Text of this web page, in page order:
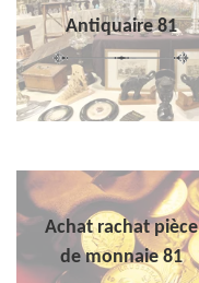
Antiquaire 81
Achat rachat pièce
de monnaie 81